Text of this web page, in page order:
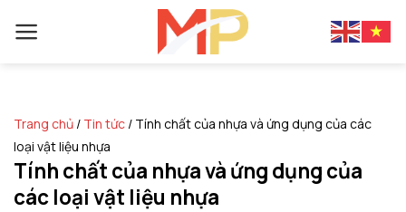
Trang chủ / Tin tức / Tính chất của nhựa và ứng dụng của các
loại vật liệu nhựa
Tính chất của nhựa và ứng dụng của
các loại vật liệu nhựa